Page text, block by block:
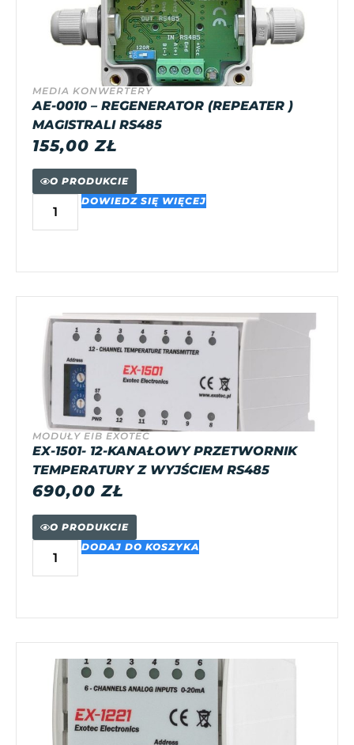
MEDIA KONWERTERY
AE-0010 – REGENERATOR (REPEATER )
MAGISTRALI RS485
155,00ZŁ
O PRODUKCIE
DOWIEDZ SIĘ WIĘCEJ
MODUŁY EIB EXOTEC
EX-1501- 12-KANAŁOWY PRZETWORNIK
TEMPERATURY Z WYJŚCIEM RS485
690,00ZŁ
O PRODUKCIE
DODAJ DO KOSZYKA